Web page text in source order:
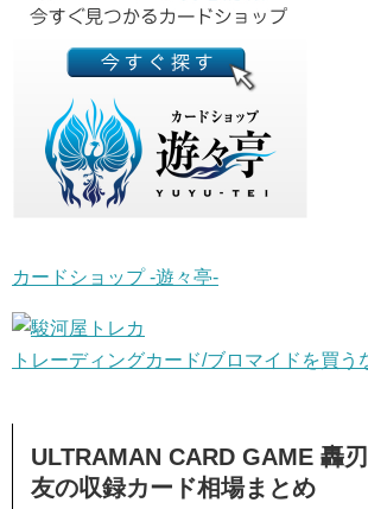
カードショップ -遊々亭-
トレーディングカード/ブロマイドを買う
ULTRAMAN CARD GAME 轟
友の収録カード相場まとめ